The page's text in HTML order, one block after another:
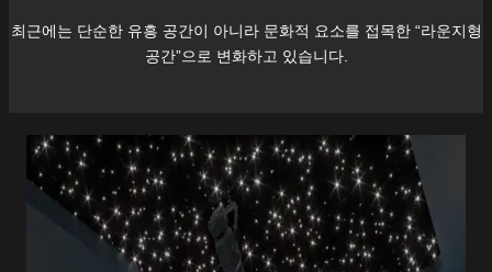
최근에는 단순한 유흥 공간이 아니라 문화적 요소를 접목한 “라운지형
공간”으로 변화하고 있습니다.